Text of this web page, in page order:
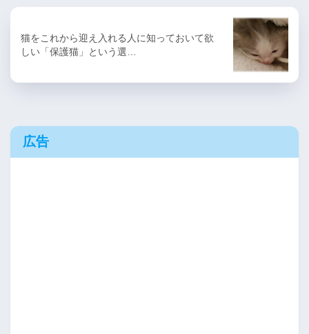
猫をこれから迎え入れる人に知っておいて欲
しい「保護猫」という選…
広告